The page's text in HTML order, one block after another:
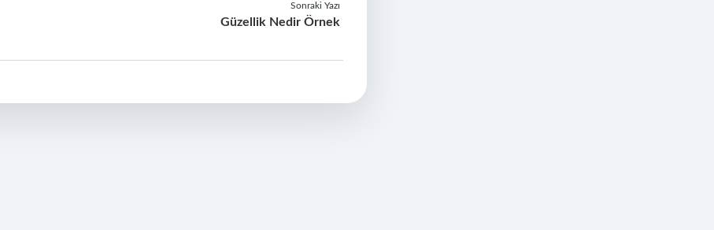
Sonraki Yazı
Güzellik Nedir Örnek